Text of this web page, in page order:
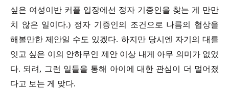
싶은 여성이반 커플 입장에선 정자 기증인을 찾는 게 만만
치 않은 일이다.) 정자 기증인의 조건으로 나름의 협상을
해볼만한 제안일 수도 있겠다. 하지만 당시엔 자기의 대를
잇고 싶은 이의 안하무인 제안 이상 내게 아무 의미가 없었
다. 되려, 그런 일들을 통해 아이에 대한 관심이 더 멀어졌
다고 보는 게 맞다.